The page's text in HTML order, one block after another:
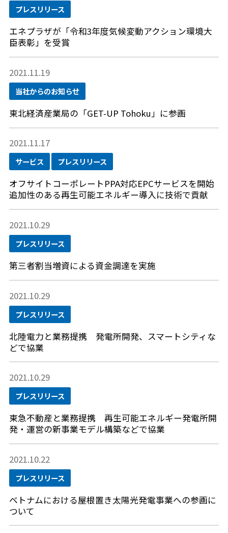
プレスリリース
エネプラザが「令和3年度気候変動アクション環境大
臣表彰」を受賞
2021.11.19
当社からのお知らせ
東北経済産業局の「GET-UP Tohoku」に参画
2021.11.17
サービス プレスリリース
オフサイトコーポレートPPA対応EPCサービスを開始
追加性のある再生可能エネルギー導入に技術で貢献
2021.10.29
プレスリリース
第三者割当増資による資金調達を実施
2021.10.29
プレスリリース
北陸電力と業務提携 発電所開発、スマートシティな
どで協業
2021.10.29
プレスリリース
東急不動産と業務提携 再生可能エネルギー発電所開
発・運営の新事業モデル構築などで協業
2021.10.22
プレスリリース
ベトナムにおける屋根置き太陽光発電事業への参画に
ついて